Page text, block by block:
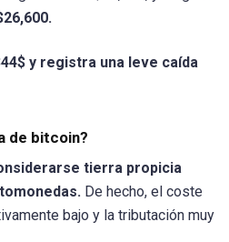
y registra una leve caída
de bitcoin?
tierra propicia
De hecho, el coste
bajo y la tributación muy